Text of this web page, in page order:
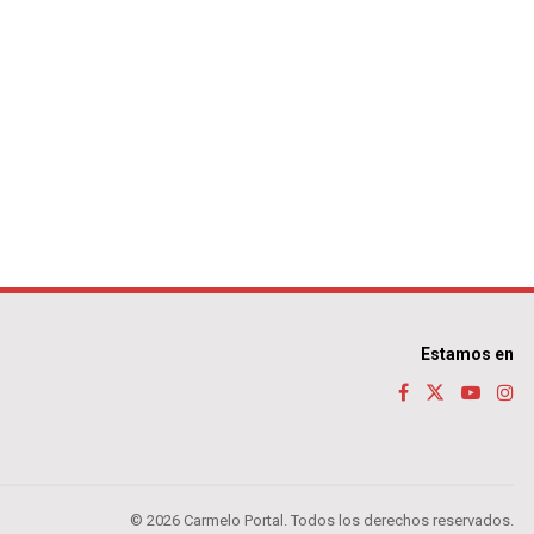
Estamos en
© 2026 Carmelo Portal. Todos los derechos reservados.